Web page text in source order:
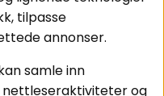
Instagram
tilpasse
annonser.
samle inn
nettleseraktiviteter og